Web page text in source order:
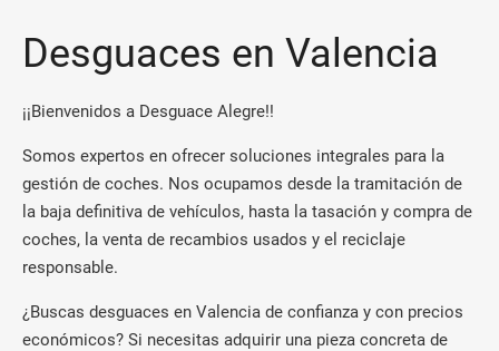
Desguaces en Valencia
¡¡Bienvenidos a Desguace Alegre!!
Somos expertos en ofrecer soluciones integrales para la
gestión de coches. Nos ocupamos desde la tramitación de
la baja definitiva de vehículos, hasta la tasación y compra de
coches, la venta de recambios usados y el reciclaje
responsable.
¿Buscas desguaces en Valencia de confianza y con precios
económicos? Si necesitas adquirir una pieza concreta de